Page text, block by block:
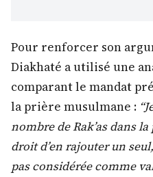
Pour renforcer son
Diakhaté a utilisé une
comparant le mandat
la prière musulmane :
nombre de Rak’as dans
droit d’en rajouter un
pas considérée comme